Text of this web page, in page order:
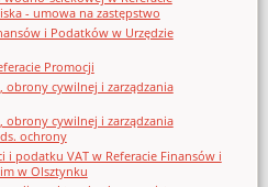
- umowa na zastępstwo
i Podatków w Urzędzie
Promocji
cywilnej i zarządzania
cywilnej i zarządzania
ochrony
i podatku VAT w Referacie Finansów i
w Olsztynku